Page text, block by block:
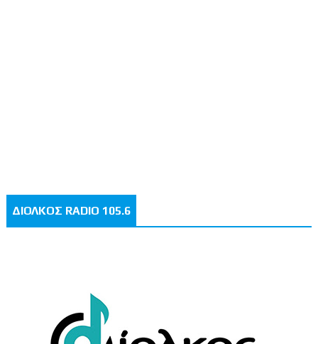
ΔΙΟΛΚΟΣ RADIO 105.6